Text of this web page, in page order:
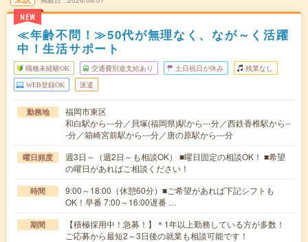
NEW
≪年齢不問！≫50代が無理なく、なが～く活躍
中！生活サポート
職種未経験OK 交通費別途支給あり 土日祝日が休み 残業なし
WEB登録OK 派遣
勤務地
福岡市東区
和白駅から---分／貝塚(福岡県)駅から---分／西鉄香椎駅から--
-分／箱崎宮前駅から---分／唐の原駅から---分
曜日頻度
週3日～（週2日～も相談OK） ■曜日固定の相談OK！ ■希望
の曜日があればご相談ください！
時間
9:00～18:00（休憩60分）■ご希望があれば下記シフトも
OK！早番 7:00～16:00遅番 …
期間
【積極採用中！急募！】＊1年以上勤務している方が多数！
ご応募から最短2～3日後の就業も相談可能です！